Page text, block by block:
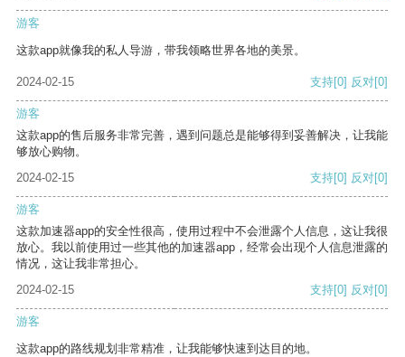
游客
这款app就像我的私人导游，带我领略世界各地的美景。
2024-02-15 支持[0] 反对[0]
游客
这款app的售后服务非常完善，遇到问题总是能够得到妥善解决，让我能
够放心购物。
2024-02-15
支持[0] 反对[0]
游客
这款加速器app的安全性很高，使用过程中不会泄露个人信息，这让我很
放心。我以前使用过一些其他的加速器app，经常会出现个人信息泄露的
情况，这让我非常担心。
2024-02-15
支持[0] 反对[0]
游客
这款app的路线规划非常精准，让我能够快速到达目的地。